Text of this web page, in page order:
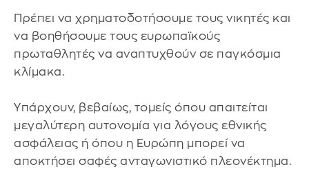
Πρέπει να χρηματοδοτήσουμε τους νικητές και
να βοηθήσουμε τους ευρωπαϊκούς
πρωταθλητές να αναπτυχθούν σε παγκόσμια
κλίμακα.
Υπάρχουν, βεβαίως, τομείς όπου απαιτείται
μεγαλύτερη αυτονομία για λόγους εθνικής
ασφάλειας ή όπου η Ευρώπη μπορεί να
αποκτήσει σαφές ανταγωνιστικό πλεονέκτημα.